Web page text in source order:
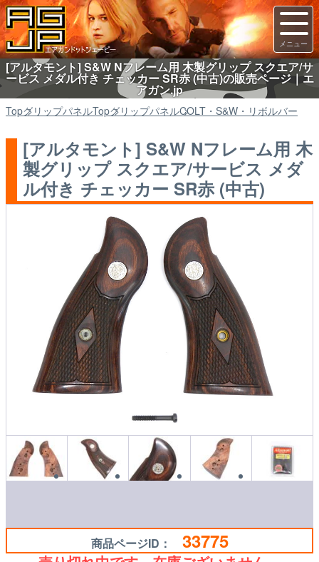
[アルタモント] S&W Nフレーム用 木製グリップ スクエア/サ
ービス メダル付き チェッカー SR赤 (中古)の販売ページ｜エ
アガン.jp
TopグリップパネルTopグリップパネルCOLT・S&W・リボルバー
[アルタモント] S&W Nフレーム用 木
製グリップ スクエア/サービス メダ
ル付き チェッカー SR赤 (中古)
商品ページID： 33775